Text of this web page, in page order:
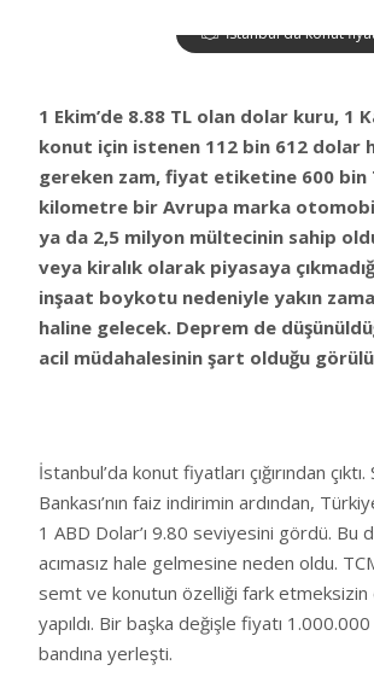
İstanbul'da konut
1 Ekim’de 8.88 TL olan dolar kuru, 1
konut için istenen 112 bin 612 dolar
gereken zam, fiyat etiketine 600 bin
kilometre bir Avrupa marka
ya da 2,5 milyon mültecinin sahip
veya kiralık olarak piyasaya
inşaat boykotu nedeniyle yakın
haline gelecek. Deprem de
acil müdahalesinin şart olduğu
İstanbul’da konut fiyatları çığırından
Bankası’nın faiz indirimin ardından,
1 ABD Dolar’ı 9.80 seviyesini gördü. Bu
acımasız hale gelmesine neden oldu.
semt ve konutun özelliği fark etmeksizin
yapıldı. Bir başka değişle fiyatı
bandına yerleşti.